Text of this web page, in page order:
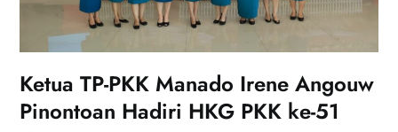
Ketua TP-PKK Manado Irene Angouw
Pinontoan Hadiri HKG PKK ke-51